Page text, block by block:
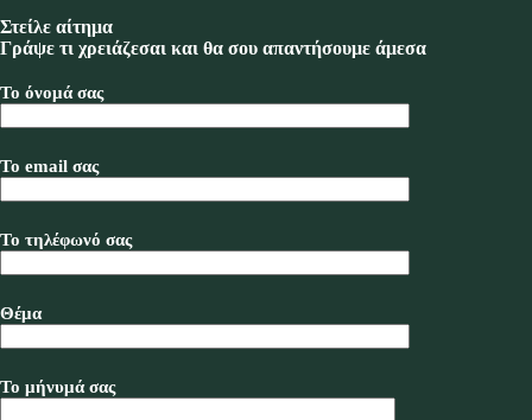
Στείλε αίτημα
Γράψε τι χρειάζεσαι και θα σου απαντήσουμε άμεσα
Το όνομά σας
Το email σας
Το τηλέφωνό σας
Θέμα
Το μήνυμά σας